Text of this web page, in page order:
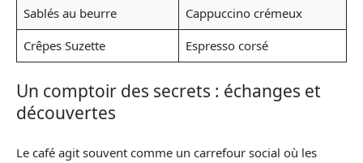
Sablés au beurre
Cappuccino crémeux
Crêpes Suzette
Espresso corsé
Un comptoir des secrets : échanges et
découvertes
Le café agit souvent comme un carrefour social où les